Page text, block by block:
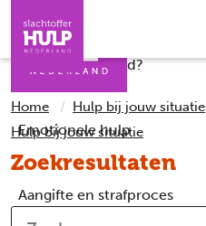
Iemand helpen
Wat is er gebeurd?
Emotionele hulp
Aangifte en strafproces
Home Hulp bij jouw situatie
Hulp bij jouw situatie
Zoekresultaten